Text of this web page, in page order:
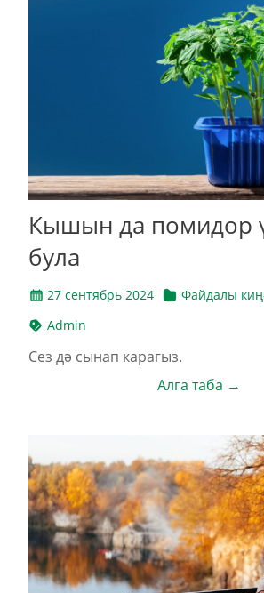
Кышын да помидор
була
27 сентябрь 2024
Файдалы
Admin
Сез дә сынап карагыз.
Алга таба →